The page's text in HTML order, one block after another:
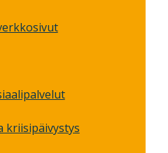
kriisipäivystys